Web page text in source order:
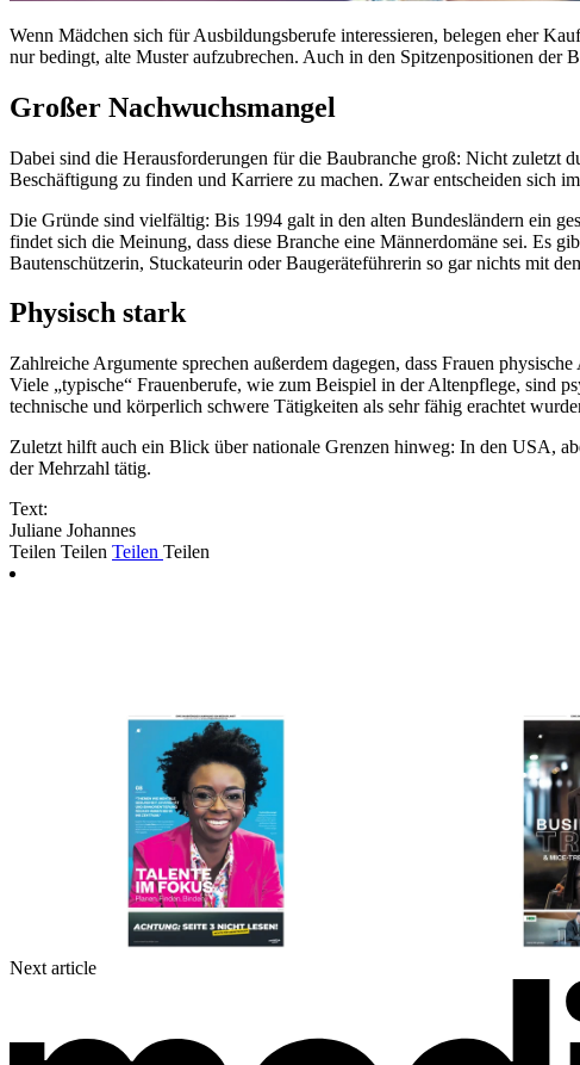
Wenn Mädchen sich für Ausbildungsberufe interessieren, belegen eher
nur bedingt, alte Muster aufzubrechen. Auch in den Spitzenpositionen
Großer Nachwuchsmangel
Dabei sind die Herausforderungen für die Baubranche groß: Nicht zuletzt
Beschäftigung zu finden und Karriere zu machen. Zwar entscheiden sich
Die Gründe sind vielfältig: Bis 1994 galt in den alten Bundesländern ein
findet sich die Meinung, dass diese Branche eine Männerdomäne sei. Es
Bautenschützerin, Stuckateurin oder Baugeräteführerin so gar nichts mit
Physisch stark
Zahlreiche Argumente sprechen außerdem dagegen, dass Frauen
Viele „typische“ Frauenberufe, wie zum Beispiel in der Altenpflege, sind
technische und körperlich schwere Tätigkeiten als sehr fähig erachtet
Zuletzt hilft auch ein Blick über nationale Grenzen hinweg: In den USA,
der Mehrzahl tätig.
Text:
Juliane Johannes
Teilen Teilen Teilen Teilen
Next article